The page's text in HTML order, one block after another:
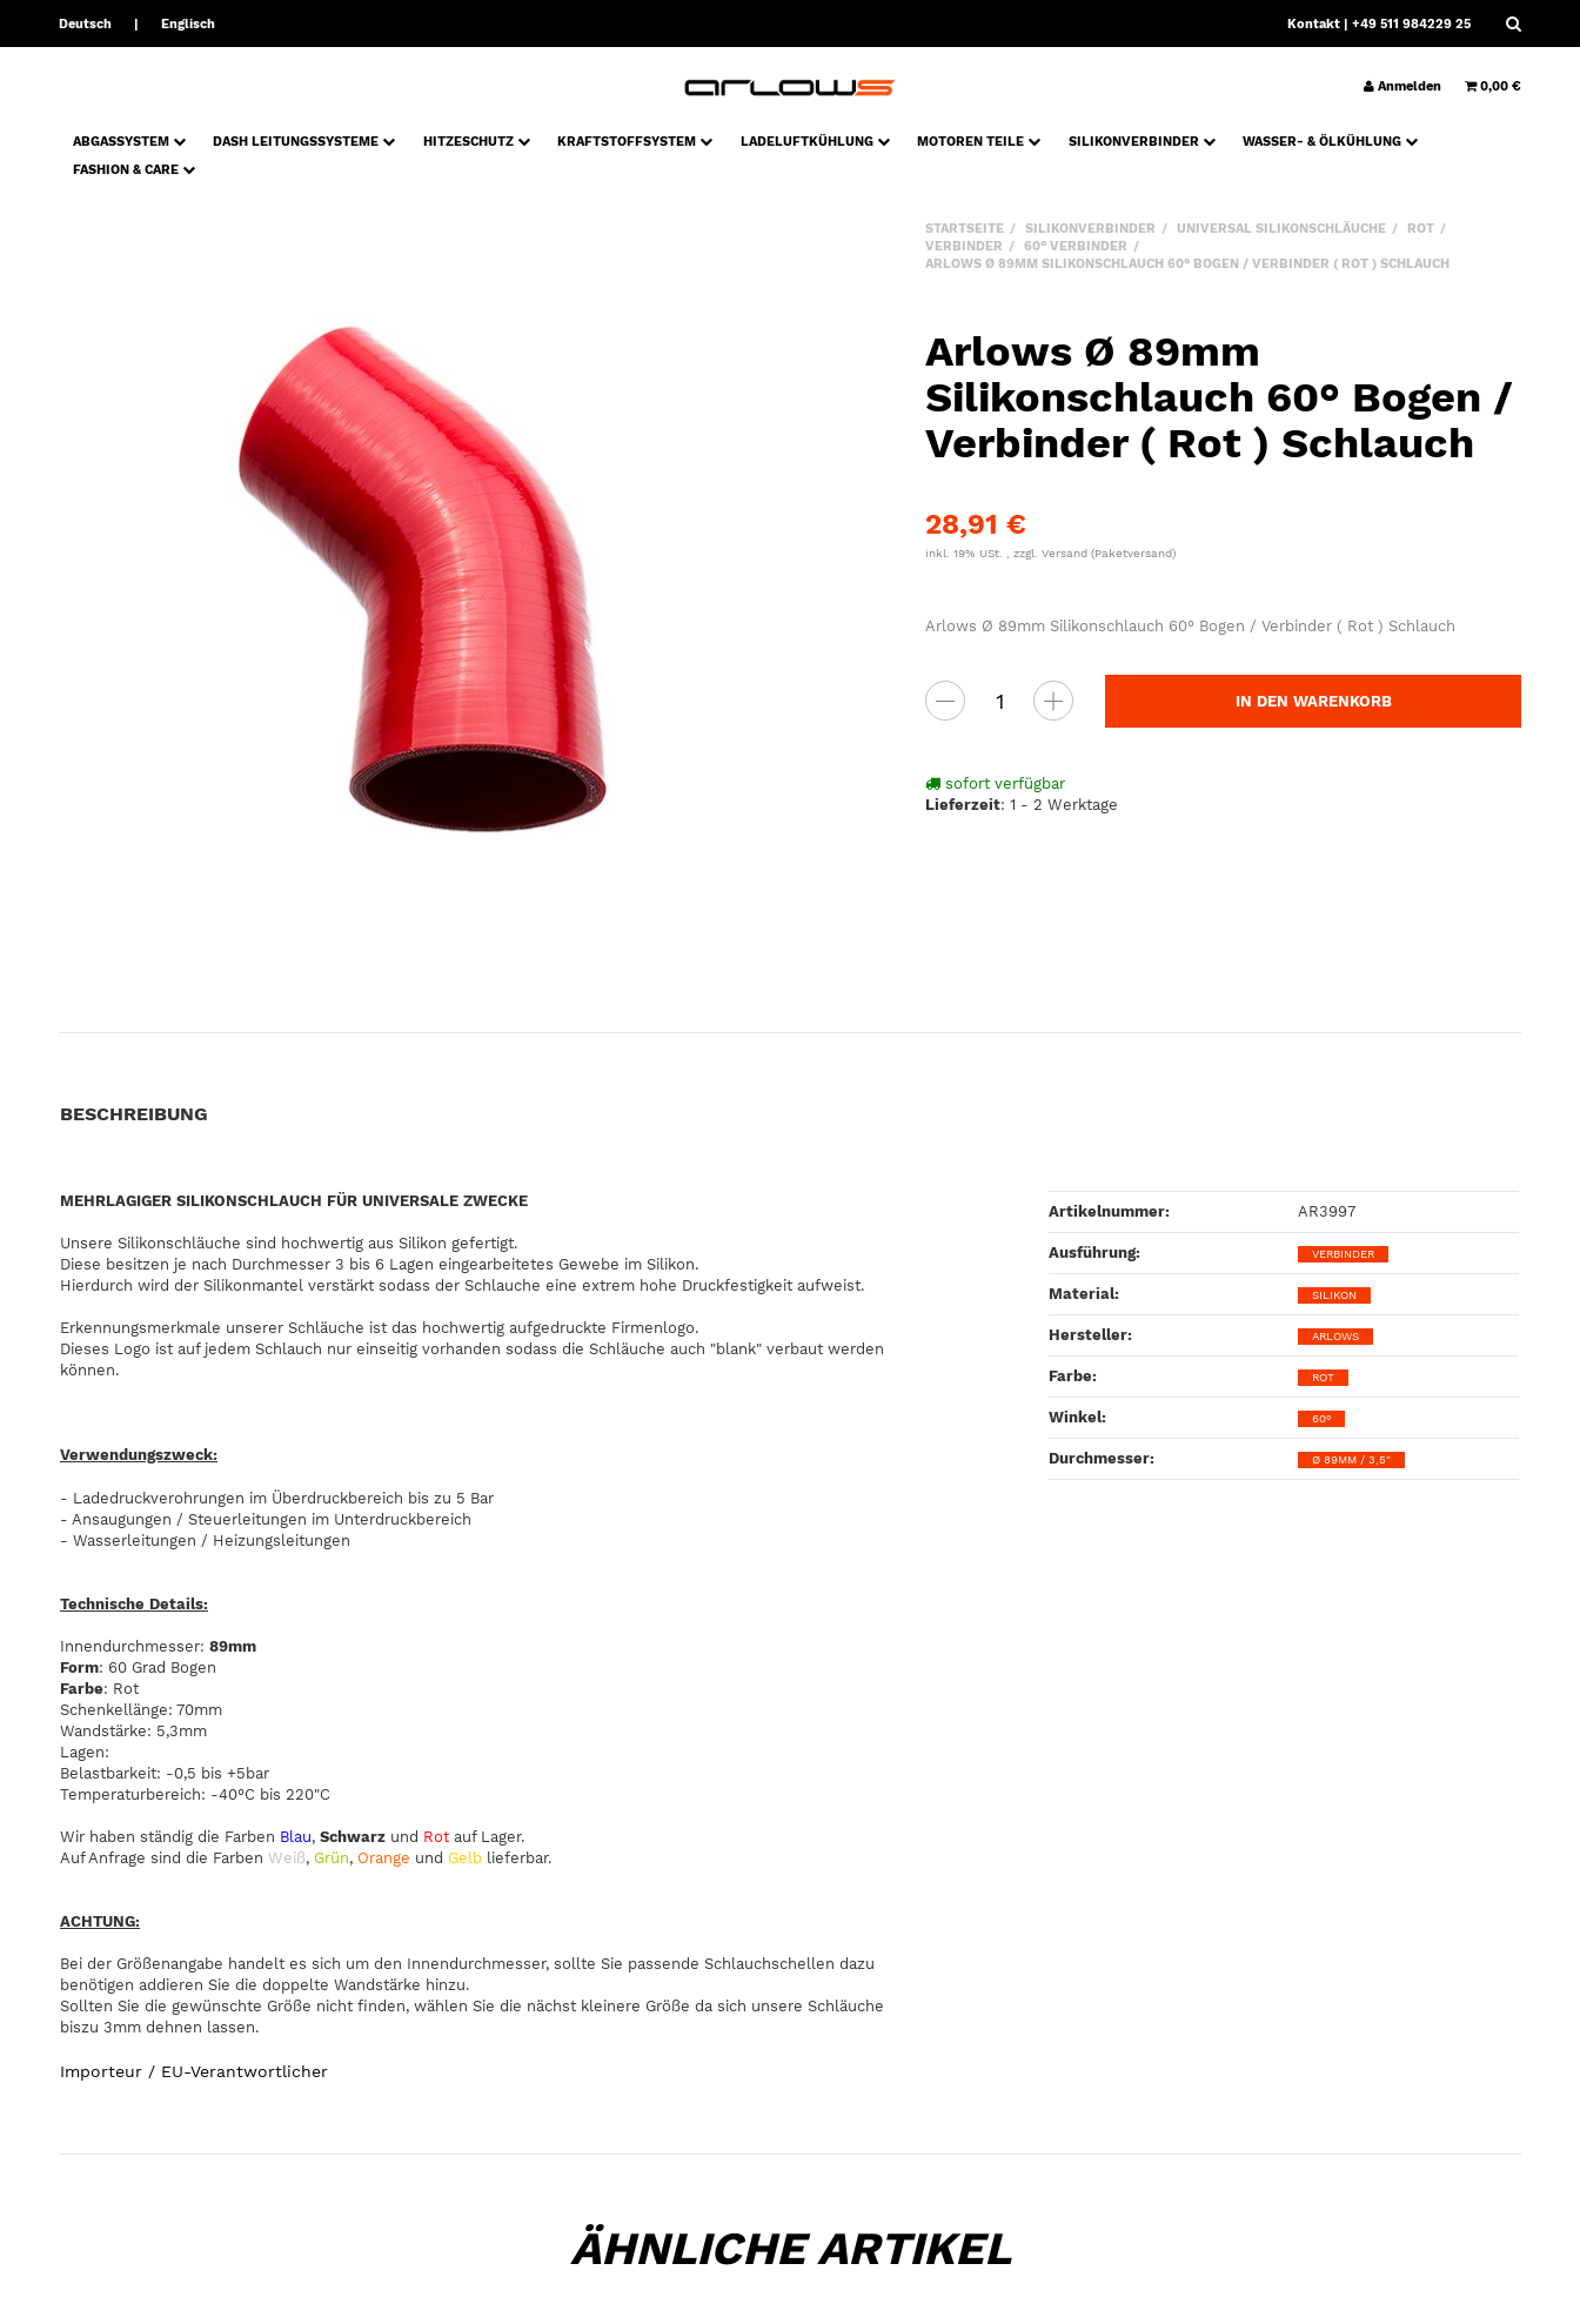
Deutsch Englisch Kontakt | +49 511 984229 25
Anmelden 0,00 €
ABGASSYSTEM DASH LEITUNGSSYSTEME HITZESCHUTZ KRAFTSTOFFSYSTEM LADELUFTKÜHLUNG MOTOREN TEILE SILIKONVERBINDER
WASSER- & ÖLKÜHLUNG
FASHION & CARE
STARTSEITE SILIKONVERBINDER UNIVERSAL SILIKONSCHLÄUCHE
ROT
VERBINDER
60° VERBINDER
ARLOWS Ø 89MM SILIKONSCHLAUCH 60° BOGEN / VERBINDER ( ROT ) SCHLAUCH
Arlows Ø 89mm
Silikonschlauch 60° Bogen /
Verbinder ( Rot ) Schlauch
28,91 €
inkl. 19% USt. , zzgl.Versand(Paketversand)
Arlows Ø 89mm Silikonschlauch 60° Bogen / Verbinder ( Rot ) Schlauch
IN DEN WARENKORB
sofort verfügbar
Lieferzeit:1 - 2 Werktage
BESCHREIBUNG
MEHRLAGIGER SILIKONSCHLAUCH FÜR UNIVERSALE ZWECKE
Unsere Silikonschläuche sind hochwertig aus Silikon gefertigt.
Diese besitzen je nach Durchmesser 3 bis 6 Lagen eingearbeitetes Gewebe im Silikon.
Hierdurch wird der Silikonmantel verstärkt sodass der Schlauche eine extrem hohe Druckfestigkeit aufweist.
Erkennungsmerkmale unserer Schläuche ist das hochwertig aufgedruckte Firmenlogo.
Dieses Logo ist auf jedem Schlauch nur einseitig vorhanden sodass die Schläuche auch "blank" verbaut werden
können.
Verwendungszweck:
- Ladedruckverohrungen im Überdruckbereich bis zu 5 Bar
- Ansaugungen / Steuerleitungen im Unterdruckbereich
- Wasserleitungen / Heizungsleitungen
Technische Details:
Innendurchmesser: 89mm
Form: 60 Grad Bogen
Farbe: Rot
Schenkellänge: 70mm
Wandstärke: 5,3mm
Lagen:
Belastbarkeit: -0,5 bis +5bar
Temperaturbereich: -40°C bis 220"C
Wir haben ständig die Farben Blau, Schwarz und Rot auf Lager.
Auf Anfrage sind die Farben Weiß, Grün, Orange und Gelb lieferbar.
ACHTUNG:
Bei der Größenangabe handelt es sich um den Innendurchmesser, sollte Sie passende Schlauchschellen dazu
benötigen addieren Sie die doppelte Wandstärke hinzu.
Sollten Sie die gewünschte Größe nicht finden, wählen Sie die nächst kleinere Größe da sich unsere Schläuche
biszu 3mm dehnen lassen.
Artikelnummer: AR3997
Ausführung‍: VERBINDER
Material‍: SILIKON
Hersteller‍: ARLOWS
Farbe‍: ROT
Winkel‍: 60°
Durchmesser‍: Ø 89MM / 3,5"
Importeur / EU-Verantwortlicher
ÄHNLICHE ARTIKEL